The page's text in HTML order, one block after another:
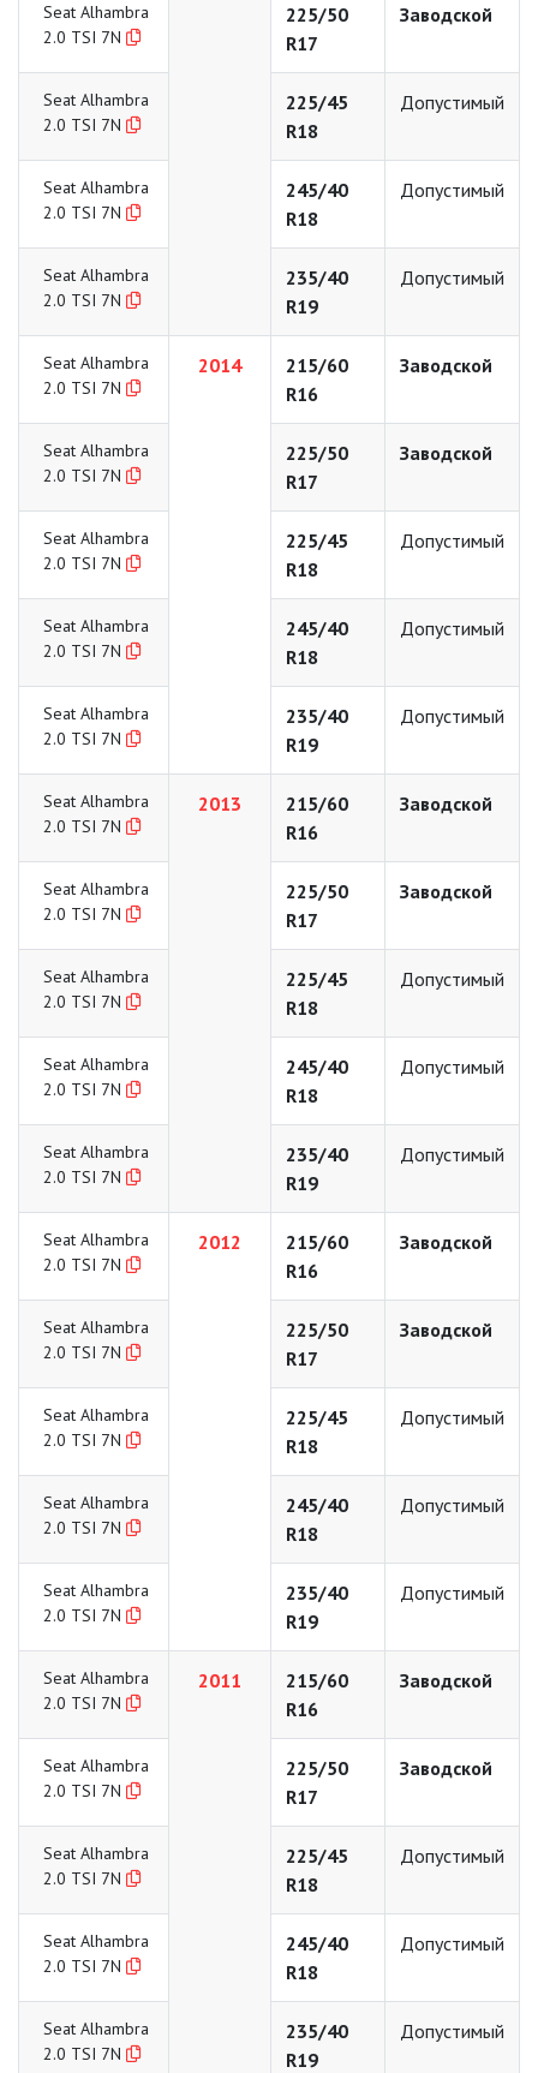
Seat Alhambra
2.0 TSI 7N
225/50
R17
Заводской
Seat Alhambra
2.0 TSI 7N
225/45
R18
Допустимый
Seat Alhambra
2.0 TSI 7N
245/40
R18
Допустимый
Seat Alhambra
2.0 TSI 7N
235/40
R19
Допустимый
Seat Alhambra
2.0 TSI 7N
2014
215/60
R16
Заводской
Seat Alhambra
2.0 TSI 7N
225/50
R17
Заводской
Seat Alhambra
2.0 TSI 7N
225/45
R18
Допустимый
Seat Alhambra
2.0 TSI 7N
245/40
R18
Допустимый
Seat Alhambra
2.0 TSI 7N
235/40
R19
Допустимый
Seat Alhambra
2.0 TSI 7N
2013
215/60
R16
Заводской
Seat Alhambra
2.0 TSI 7N
225/50
R17
Заводской
Seat Alhambra
2.0 TSI 7N
225/45
R18
Допустимый
Seat Alhambra
2.0 TSI 7N
245/40
R18
Допустимый
Seat Alhambra
2.0 TSI 7N
235/40
R19
Допустимый
Seat Alhambra
2.0 TSI 7N
2012
215/60
R16
Заводской
Seat Alhambra
2.0 TSI 7N
225/50
R17
Заводской
Seat Alhambra
2.0 TSI 7N
225/45
R18
Допустимый
Seat Alhambra
2.0 TSI 7N
245/40
R18
Допустимый
Seat Alhambra
2.0 TSI 7N
235/40
R19
Допустимый
Seat Alhambra
2.0 TSI 7N
2011
215/60
R16
Заводской
Seat Alhambra
2.0 TSI 7N
225/50
R17
Заводской
Seat Alhambra
2.0 TSI 7N
225/45
R18
Допустимый
Seat Alhambra
2.0 TSI 7N
245/40
R18
Допустимый
Seat Alhambra
2.0 TSI 7N
235/40
R19
Допустимый